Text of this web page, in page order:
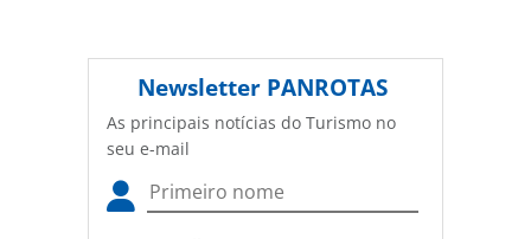
Newsletter PANROTAS
As principais notícias do Turismo no
seu e-mail